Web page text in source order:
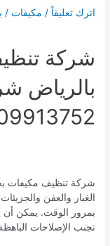
اترك تعليقاً / مكيفات /
شركة
بالرياض
شركة تنظيف مكيفات
الغبار والعفن
بمرور الوقت. يمكن
تجنب الإصلاحات